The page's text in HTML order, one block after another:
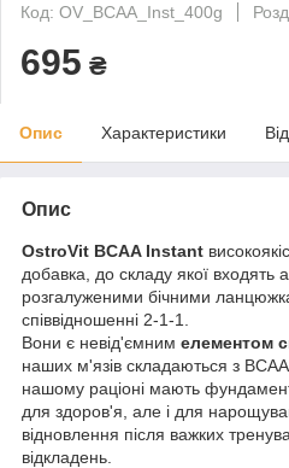
Код: OV_BCAA_Inst_400g
695 ₴
Опис Характеристики
Опис
OstroVit BCAA Instant
добавка, до складу якої входять
розгалуженими бічними
співвідношенні 2-1-1.
Вони є невід'ємним елементом
наших м'язів складаються з
нашому раціоні мають
для здоров'я, але і для
відновлення після важких
відкладень.